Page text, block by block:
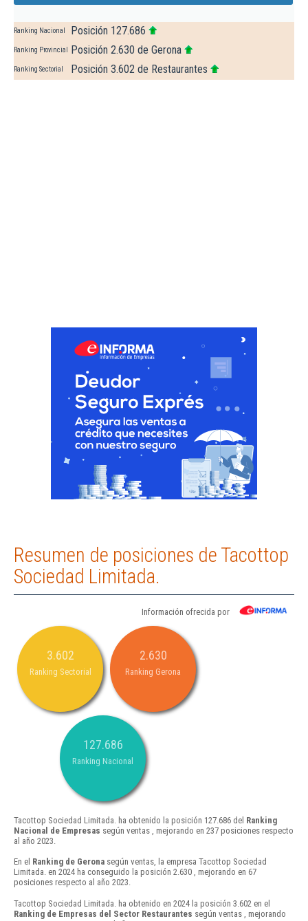
Ranking Nacional Posición 127.686
Ranking Provincial Posición 2.630 de Gerona
Ranking Sectorial Posición 3.602 de Restaurantes
Resumen de posiciones de Tacottop
Sociedad Limitada.
Información ofrecida por
3.602
Ranking Sectorial
2.630
Ranking Gerona
127.686
Ranking Nacional
Tacottop Sociedad Limitada. ha obtenido la posición 127.686 del Ranking
Nacional de Empresas según ventas , mejorando en 237 posiciones respecto
al año 2023.
En el Ranking de Gerona según ventas, la empresa Tacottop Sociedad
Limitada. en 2024 ha conseguido la posición 2.630 , mejorando en 67
posiciones respecto al año 2023.
Tacottop Sociedad Limitada. ha obtenido en 2024 la posición 3.602 en el
Ranking de Empresas del Sector Restaurantes según ventas , mejorando